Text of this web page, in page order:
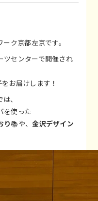
ク京都左京です。
ツセンターで開催され
お届けします！
、
を使った
り📚や、金沢デザイン